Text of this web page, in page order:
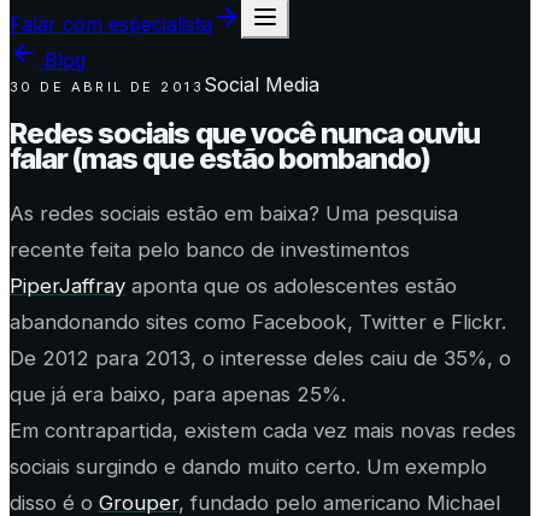
Falar com especialista
Blog
30 DE ABRIL DE 2013 Social Media
Redes sociais que você nunca ouviu
falar (mas que estão bombando)
As redes sociais estão em baixa? Uma pesquisa
recente feita pelo banco de investimentos
PiperJaffray aponta que os adolescentes estão
abandonando sites como Facebook, Twitter e Flickr.
De 2012 para 2013, o interesse deles caiu de 35%, o
que já era baixo, para apenas 25%.
Em contrapartida, existem cada vez mais novas redes
sociais surgindo e dando muito certo. Um exemplo
disso é o Grouper, fundado pelo americano Michael